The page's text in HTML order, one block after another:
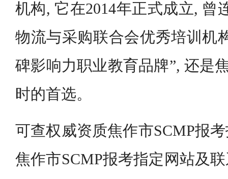
机构, 它在2014年正式成立, 曾
物流与采购联合会优秀培训机
碑影响力职业教育品牌”, 还是
时的首选。
可查权威资质焦作市SCMP报
焦作市SCMP报考指定网站及